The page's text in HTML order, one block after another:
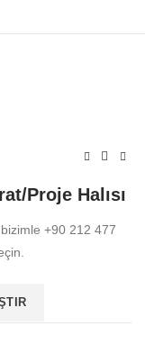
Proje Halısı
+90 212 477